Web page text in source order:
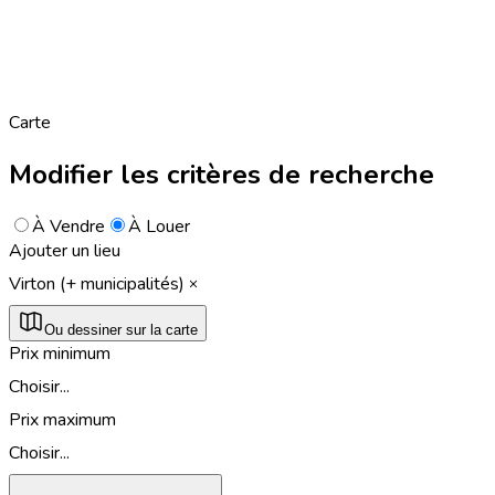
Carte
Modifier les critères de recherche
À Vendre
À Louer
Ajouter un lieu
Virton (+ municipalités)
Ou dessiner sur la carte
Prix minimum
Choisir...
Prix maximum
Choisir...